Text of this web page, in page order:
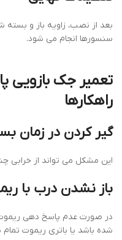
بعد از نصب، زاویه باز و
سنسورها انجام می شود.
تعمیر جک بازویی
راهکارها
گیر کردن در زمان
این مشکل می تواند از خرابی
باز نشدن درب با
در صورت عدم پاسخ دهی ریموت،
شده باشد یا باتری ریموت